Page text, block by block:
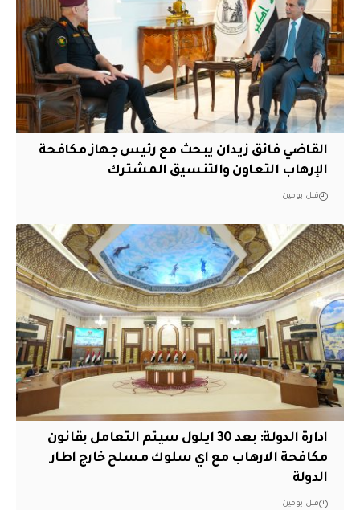
القاضي فائق زيدان يبحث مع رئيس جهاز مكافحة
الإرهاب التعاون والتنسيق المشترك
قبل يومين
ادارة الدولة: بعد 30 ايلول سيتم التعامل بقانون
مكافحة الارهاب مع اي سلوك مسلح خارج اطار
الدولة
قبل يومين